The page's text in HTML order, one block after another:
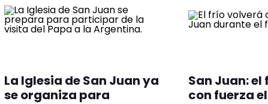
La Iglesia de San Juan ya
se organiza para
San Juan:
con fuerza